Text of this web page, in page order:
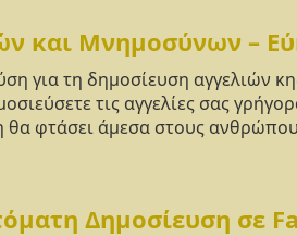
και Μνημοσύνων –
για τη δημοσίευση αγγελιών
τις αγγελίες σας
θα φτάσει άμεσα στους
Δημοσίευση σε